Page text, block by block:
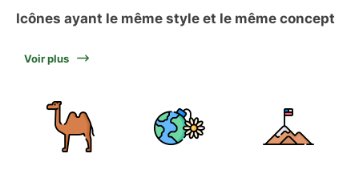
Icônes ayant le même style et le même concept
Voir plus